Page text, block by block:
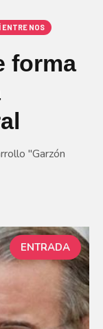
ENTRE NOS
forma
"Garzón
ENTRADA